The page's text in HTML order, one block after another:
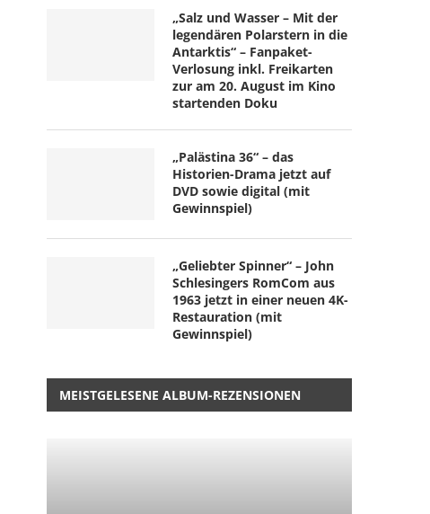
„Salz und Wasser – Mit der
legendären Polarstern in die
Antarktis“ – Fanpaket-
Verlosung inkl. Freikarten
zur am 20. August im Kino
startenden Doku
„Palästina 36“ – das
Historien-Drama jetzt auf
DVD sowie digital (mit
Gewinnspiel)
„Geliebter Spinner“ – John
Schlesingers RomCom aus
1963 jetzt in einer neuen 4K-
Restauration (mit
Gewinnspiel)
MEISTGELESENE ALBUM-REZENSIONEN